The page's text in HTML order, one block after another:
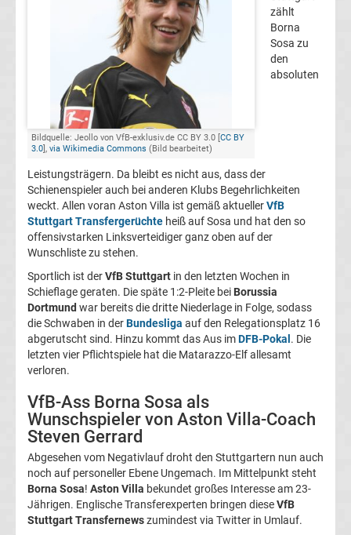
Kaiserslautern
Transfergerüchte
1.
FC
Köln
Transfergerüchte
1.
FC
Transfergerüchte
1.
FC
Bildquelle: Jeollo von VfB-exklusiv.de CC BY 3.0 [CC BY
3.0], via Wikimedia Commons (Bild bearbeitet)
zählt
Borna
Sosa zu
den
absoluten
Leistungsträgern. Da bleibt es nicht aus, dass der
Schienenspieler auch bei anderen Klubs Begehrlichkeiten
weckt. Allen voran Aston Villa ist gemäß aktuellerVfB
Stuttgart Transfergerüchte heiß auf Sosa und hat den so
offensivstarken Linksverteidiger ganz oben auf der
Wunschliste zu stehen.
Sportlich ist derVfB Stuttgart in den letzten Wochen in
Schieflage geraten. Die späte 1:2-Pleite bei Borussia
Dortmund war bereits die dritte Niederlage in Folge, sodass
die Schwaben in derBundesliga auf den Relegationsplatz 16
abgerutscht sind. Hinzu kommt das Aus imDFB-Pokal. Die
letzten vier Pflichtspiele hat die Matarazzo-Elf allesamt
verloren.
VfB-Ass Borna Sosa als
Wunschspieler von Aston Villa-Coach
Steven Gerrard
Abgesehen vom Negativlauf droht den Stuttgartern nun auch
noch auf personeller Ebene Ungemach. Im Mittelpunkt steht
Borna Sosa! Aston Villa bekundet großes Interesse am 23-
Jährigen. Englische Transferexperten bringen dieseVfB
Stuttgart Transfernewszumindest via Twitter in Umlauf.